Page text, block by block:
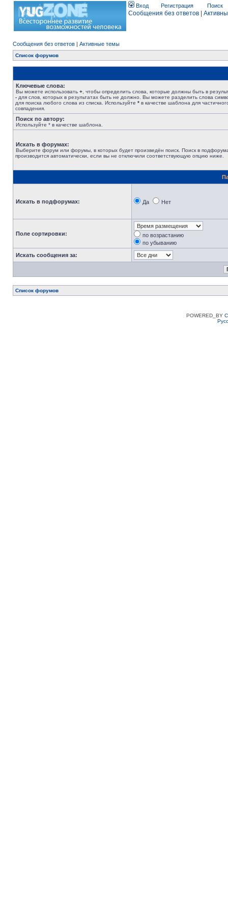
Вход Регистрация Поиск
Сообщения без ответов
Сообщения без ответов | Активные темы
Список форумов
Ключевые слова:
Вы можете использовать + , чтобы определить слова, которые должны быть в
- для слов, которых в результатах быть не должно. Вы можете разделить слова
для поиска любого слова из списка. Используйте * в качестве шаблона для
совпадения.
Поиск по автору:
Используйте * в качестве шаблона.
Искать в форумах:
Выберите форум или форумы, в которых будет произведён поиск. Поиск в
производится автоматически, если вы не отключили соответствующую опцию ниже.
Искать в подфорумах: Да Нет
Поле сортировки:
по возрастанию
по убыванию
Искать сообщения за:
Список форумов
POWERED_BY